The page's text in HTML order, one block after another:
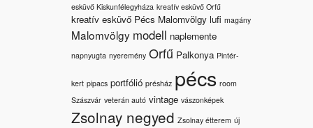
esküvő Kiskunfélegyháza kreatív esküvő Orfű
kreatív esküvő Pécs Malomvölgy lufi magány
Malomvölgy modell naplemente
napnyugta nyeremény Orfű Palkonya Pintér-
kert pipacs portfólió présház pécs room
Szászvár veterán autó vintage vászonképek
Zsolnay negyed Zsolnay étterem új